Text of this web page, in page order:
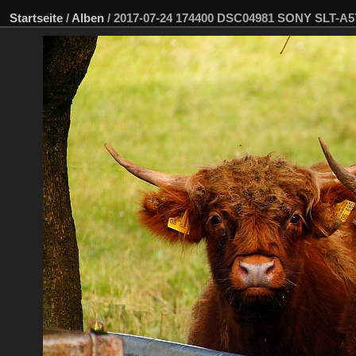
Startseite / Alben / 2017-07-24 174400 DSC04981 SONY SLT-